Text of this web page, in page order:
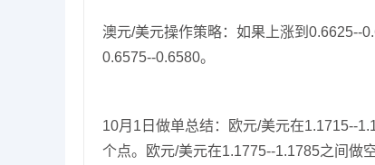
澳元/美元操作策略：如果上涨到0.6625--
0.6575--0.6580。
10月1日做单总结：欧元/美元在1.1715--
个点。欧元/美元在1.1775--1.1785之间做